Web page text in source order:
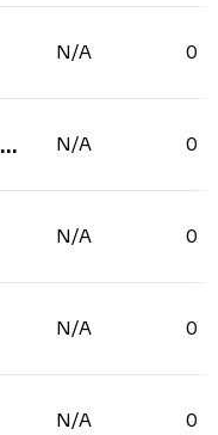
N/A 0
N/A 0
N/A 0
N/A 0
N/A 0